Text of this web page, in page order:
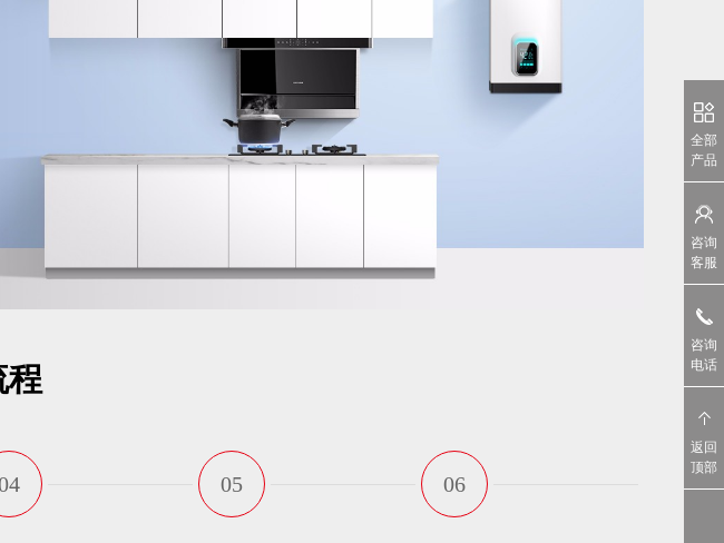
程
05 06
全部
产品
咨询
客服
咨询
电话
返回
顶部